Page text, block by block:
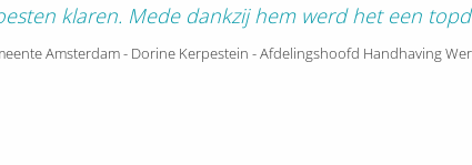
klaren. Mede dankzij hem werd het een
Amsterdam - Dorine Kerpestein - Afdelingshoofd Handhaving